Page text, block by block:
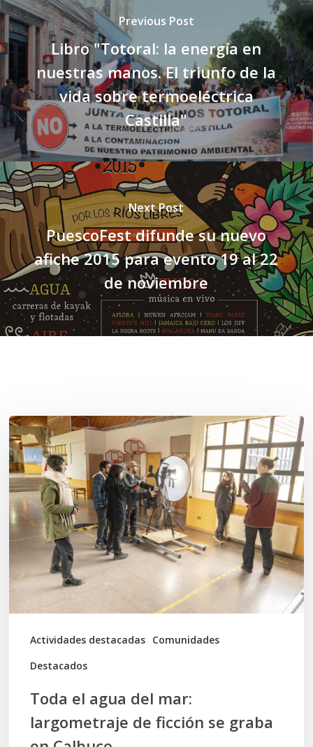
Previous Post
Libro "Totoral: la energía en
nuestras manos. El triunfo de la
vida sobre termoeléctrica
Castilla"
Next Post
PuescoFest difunde su nuevo
afiche 2015 para evento 19 al 22
de noviembre
Actividades destacadas Comunidades
Destacados
Toda
el
agua
del
mar:
largometraje
de
ficción
se
graba
Toda el agua del mar:
largometraje de ficción se graba